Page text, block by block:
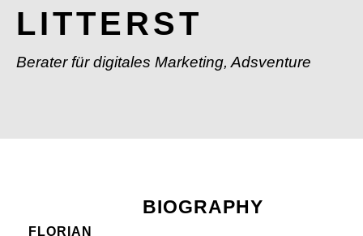
LITTERST
Berater für digitales Marketing, Adsventure
FLORIAN
BIOGRAPHY